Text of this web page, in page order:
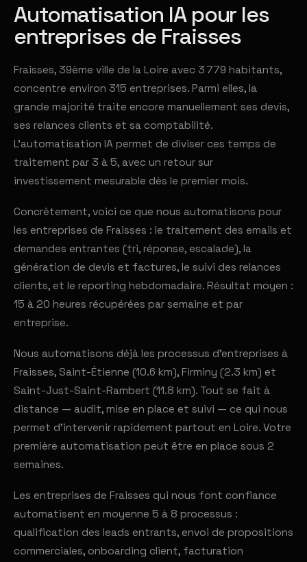
Automatisation IA pour les
entreprises de Fraisses
Fraisses, 39ème ville de la Loire avec 3 779 habitants,
concentre environ 315 entreprises. Parmi elles, la
grande majorité traite encore manuellement ses devis,
ses relances clients et sa comptabilité.
L'automatisation IA permet de diviser ces temps de
traitement par 3 à 5, avec un retour sur
investissement mesurable dès le premier mois.
Concrètement, voici ce que nous automatisons pour
les entreprises de Fraisses : le traitement des emails et
demandes entrantes (tri, réponse, escalade), la
génération de devis et factures, le suivi des relances
clients, et le reporting hebdomadaire. Résultat moyen :
15 à 20 heures récupérées par semaine et par
entreprise.
Nous automatisons déjà les processus d'entreprises à
Fraisses, Saint-Étienne (10.6 km), Firminy (2.3 km) et
Saint-Just-Saint-Rambert (11.8 km). Tout se fait à
distance — audit, mise en place et suivi — ce qui nous
permet d'intervenir rapidement partout en Loire. Votre
première automatisation peut être en place sous 2
semaines.
Les entreprises de Fraisses qui nous font confiance
automatisent en moyenne 5 à 8 processus :
qualification des leads entrants, envoi de propositions
commerciales, onboarding client, facturation